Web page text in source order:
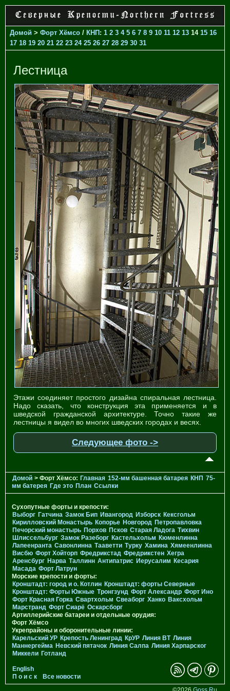
Домой > Форт Хёмсо / КНП: 1 2 3 4 5 6 7 8 9 10 11 12 13 14 15 16
17 18 19 20 21 22 23 24 25 26 27 28 29 30 31
Лестница
Этажи соединяет простого дизайна спиральная лестница.
Надо сказать, что конструкция эта применяется и в
шведской гражданской архитектуре. Точно такие же
лестницы я видел во многих шведских городах и весях.
Следующее фото ->
Домой > Форт Хёмсо: Главная 152-мм башенная батарея КНП 75-
мм батерея Где это План Ссылки
Сухопутные форты и крепости:
Выборг Гатчина Замок Бип Ивангород Изборск Кексгольм
Кирилловский Монастырь Копорье Новгород Петропавловка
Печорcкий монастырь Порхов Псков Старая Ладога Тихвин
Шлиссельбург Замок Разеборг Кастельхольм Кюменлинна
Лапеенранта Савонлинна Тааветти Турку Хамина Хямеенлинна
Висбю Форт Хойторп Фредрикстад Фредрикстен Хегра
Аренсбург Нарва Таллинн Антипатрис Иерусалим Кесария
Масада Форт Латрун
Морские крепости и форты:
Кронштадт: город и о. Котлин Кронштадт: форты Северные
Кронштадт: Форты Южные Тронгзунд Форт Александр Форт Ино
Форт Красная Горка Свартхольм Свеаборг Ханко Ваксхольм
Марстранд Форт Сиарё Оскарсборг
Артиллерийские батареи и отдельные орудия:
Форт Хёмсо
Укрепрайоны и оборонительные линии:
Карельский УР Крепость Ленинград КрУР Линия ВТ Линия
Маннергейма Невский пятачок Линия Салпа Линия Харпарског
Миккели Готланд
English
П о и с к
Все новости